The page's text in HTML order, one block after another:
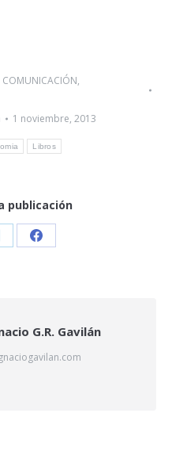
COMUNICACIÓN,
1 noviembre, 2013
Libros
publicación
Share
G.R. Gavilán